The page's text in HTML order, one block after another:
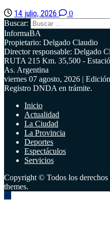
14 julio, 2026
0
Buscar:
InformaBA
Propietario: Delgado Claudio
Director responsable: Delgado
RUTA 215 Km. 35,500 -
As. Argentina
viernes 07 agosto, 2026 |
Registro DNDA en trámite.
Inicio
Actualidad
La Ciudad
La Provincia
Deportes
Espectáculos
Servicios
Copyright © Todos los derechos
themes.